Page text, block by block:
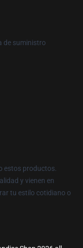
de suministro
estos productos.
y vienen en
tu estilo cotidiano o